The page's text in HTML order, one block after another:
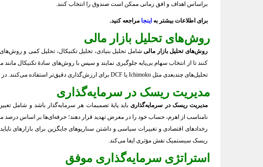
براساس اهداف و افق زمانی ممکن است صندوق را انتخاب کنند.
برای اطلاعات بیشتر به اینجا مراجعه کنید.
روش‌های تحلیل بازار مالی
روش‌های تحلیل بازار مالیشامل تحلیل بنیادی، تحلیل تکنیکال، تحلیل کمی و
کنند تا از انتخاب سهام بی‌پایه جلوگیری نمایند و سپس با روش‌های سادهٔ تکنیکال
تحلیل‌های چندبعدی مثل Ichimoku یا DCF برای ارزش‌گذاری دقیق‌تر استفاده می‌کنند. در عمل، ترکیب چند روش تحلیلی و اعتبارسنجی نتایج با داده‌های تاریخی موجب کاهش خطای تصمیم‌گیری خواهد شد.
مدیریت ریسک در سرمایه‌گذاری
مدیریت ریسک در سرمایه‌گذاریباید پایهٔ تصمیمات هر سرمایه‌گذار باشد و شامل
رخدادهای اقتصادی و تغییرات سیاسی و داشتن سناریوهای جایگزین برای بازارهای
ریسک سیستمیک نقش مؤثری ایفا می‌کند.
استراتژی سرمایه‌گذاری موفق